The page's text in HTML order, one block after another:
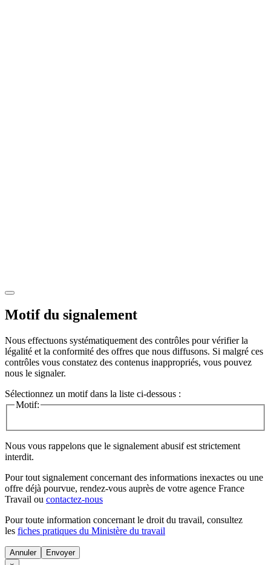
Motif du signalement
Nous effectuons systématiquement des contrôles pour vérifier la
légalité et la conformité des offres que nous diffusons. Si malgré ces
contrôles vous constatez des contenus inappropriés, vous pouvez
nous le signaler.
Sélectionnez un motif dans la liste ci-dessous :
Motif:
Nous vous rappelons que le signalement abusif est strictement
interdit.
Pour tout signalement concernant des informations inexactes ou une
offre déjà pourvue, rendez-vous auprès de votre agence France
Travail ou contactez-nous
Pour toute information concernant le droit du travail, consultez
les fiches pratiques du Ministère du travail
Annuler